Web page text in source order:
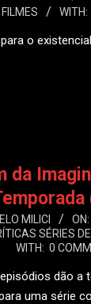
WITH:
o
da
MILICI ON:
SÉRIES
WITH: 0
dão a
uma série